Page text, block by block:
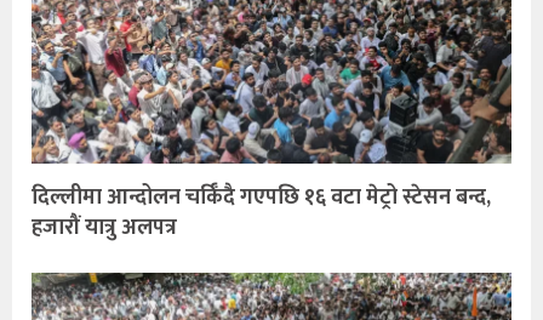
दिल्लीमा आन्दोलन चर्किँदै गएपछि १६ वटा मेट्रो स्टेसन बन्द,
हजारौं यात्रु अलपत्र